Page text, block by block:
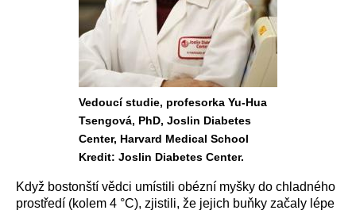
Vedoucí studie, profesorka Yu-Hua
Tsengová, PhD, Joslin Diabetes
Center, Harvard Medical School
Kredit: Joslin Diabetes Center.
Když bostonští vědci umístili obézní myšky do chladného
prostředí (kolem 4 °C), zjistili, že jejich buňky začaly lépe